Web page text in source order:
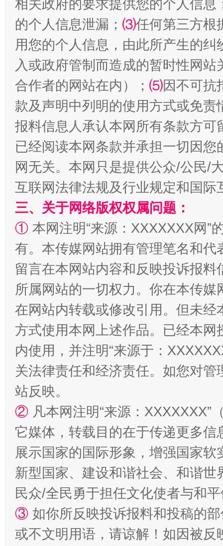
揭批美国五大"原罪" "炒
解纷+调解+退费，一次搞定
站台名比不上好声名
漫山遍野的桃花与雪山、麦地、白藏房 除
相关政府的要求提供您的个人信息
的个人信息泄漏； ⑶任何第三方根
用您的个人信息，由此所产生的纠
入或政府管制而造成的暂时性网
合作者的网站在内）； ⑸因不可抗
款及声明中列明的使用方式或免责
报料信息人承认本网所有条款方
已经阅读本网条款并承担一切因
网无关。本网只是提供公众/公民/
互联网法律法规及行业规定和国
三、关于网络版权权属问题：
① 本网注明“来源：XXXXXXX网”
有。本传媒网站拥有管理笔名和
留言在本网站内容和反映投诉报
所属网站的一切权力。你在本传
在网站内转载或修改引用。但未
方式使用本网上述作品。已经本
内使用，并注明“来源于：
关法律责任和经济责任。如您对
站反映。
② 凡本网注明“来源：
它媒体，转载目的在于传递更多
展示国家的国际形象，增强国家
新型国家、建设和谐社会、和谐
民众/全民勇于担任文化使者与和
③ 如你所反映投诉报料和投稿的
或不文明用语，请谅解！如因被